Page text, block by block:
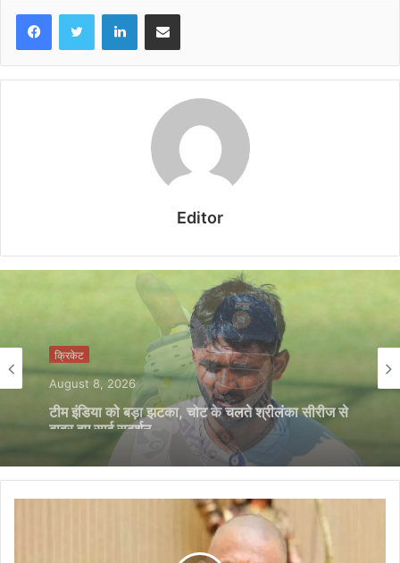
LinkedInShare via Email
Editor
क्रिकेट
August 8, 2026
श्रीलंका टेस्ट सीरीज से साई सुदर्शन बाहर, टीम इंडिया को
बड़ा झटका